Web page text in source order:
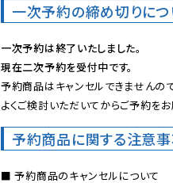
一次予約の締め切りにつ
一次予約は終了いたしました。
現在二次予約を受付中です。
予約商品はキャンセルできませんの
よくご検討いただいてからご予約をお
予約商品に関する注意